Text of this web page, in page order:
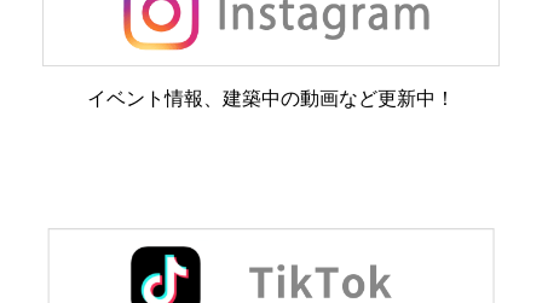
イベント情報、建築中の動画など更新中！